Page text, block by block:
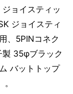
ョイスティッ
ジョイスティ
、5PINコネク
製 35φブラック
バットトップ